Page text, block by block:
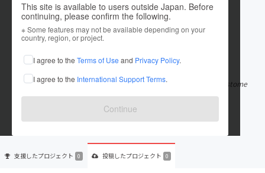
This site is available to users outside Japan. Before
continuing, please confirm the following.
※ Some features may not be available depending on your
country, region, or project.
I agree to the Terms of Use and Privacy Policy.
I agree to the International Support Terms.
Continue
Sentino111
在住国：米国
出身国：米国
Always check the official website or get in touch with Wawa custome
r care for the most rec もっと見る
支援したプロジェクト 0 投稿したプロジェクト 0